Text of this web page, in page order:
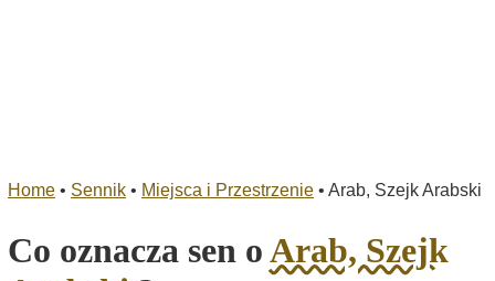
Home • Sennik • Miejsca i Przestrzenie • Arab, Szejk Arabski
Co oznacza sen oArab, Szejk